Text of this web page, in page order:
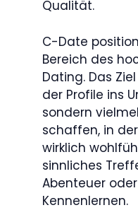
Qualität.
C-Date
Bereich des
Dating. Das
der Profile ins
sondern
schaffen, in
wirklich
sinnliches
Abenteuer
Kennenlernen.